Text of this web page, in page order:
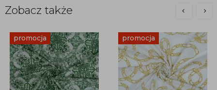
Zobacz także
promocja promocja